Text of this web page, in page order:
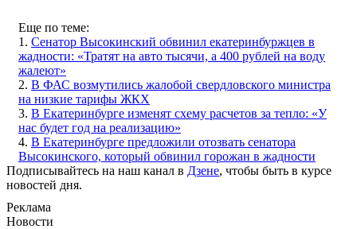
Еще по теме:
1. Сенатор Высокинский обвинил екатеринбуржцев в
жадности: «Тратят на авто тысячи, а 400 рублей на воду
жалеют»
2. В ФАС возмутились жалобой свердловского министра
на низкие тарифы ЖКХ
3. В Екатеринбурге изменят схему расчетов за тепло: «У
нас будет год на реализацию»
4. В Екатеринбурге предложили отозвать сенатора
Высокинского, который обвинил горожан в жадности
Подписывайтесь на наш канал в Дзене, чтобы быть в курсе
новостей дня.
Реклама
Новости